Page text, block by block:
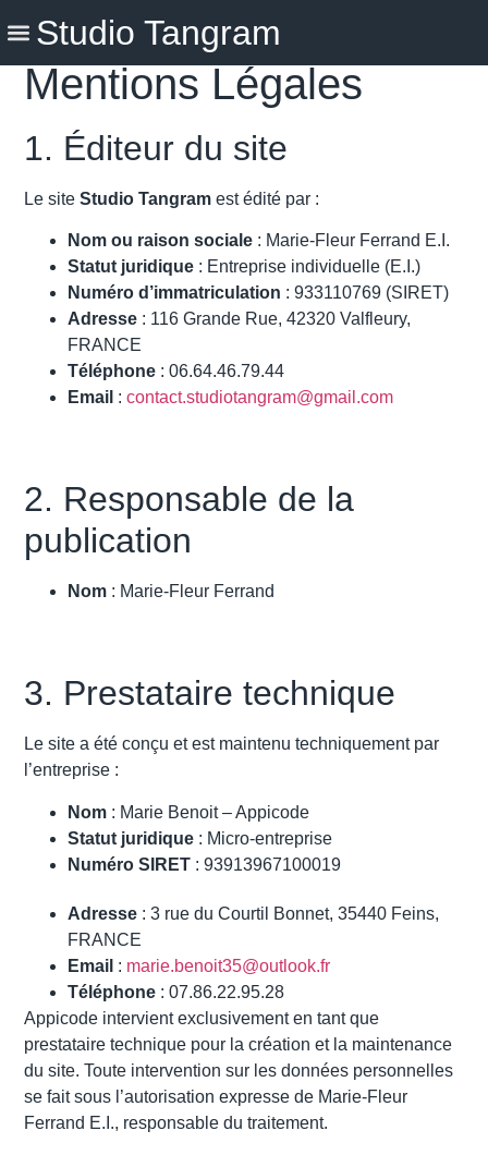
Studio Tangram
Mentions Légales
1. Éditeur du site
Le siteStudio Tangram est édité par :
Nom ou raison sociale : Marie-Fleur Ferrand E.I.
Statut juridique : Entreprise individuelle (E.I.)
Numéro d’immatriculation : 933110769 (SIRET)
Adresse : 116 Grande Rue, 42320 Valfleury,
FRANCE
Téléphone : 06.64.46.79.44
Email :contact.studiotangram@gmail.com
2. Responsable de la
publication
Nom : Marie-Fleur Ferrand
3. Prestataire technique
Le site a été conçu et est maintenu techniquement par
l’entreprise :
Nom : Marie Benoit – Appicode
Statut juridique : Micro-entreprise
Numéro SIRET : 93913967100019
Adresse : 3 rue du Courtil Bonnet, 35440 Feins,
FRANCE
Email : marie.benoit35@outlook.fr
Téléphone : 07.86.22.95.28
Appicode intervient exclusivement en tant que
prestataire technique pour la création et la maintenance
du site. Toute intervention sur les données personnelles
se fait sous l’autorisation expresse de Marie-Fleur
Ferrand E.I., responsable du traitement.